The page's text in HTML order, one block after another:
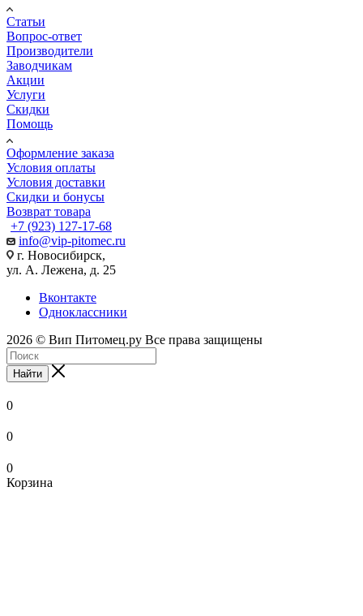
Статьи
Вопрос-ответ
Производители
Заводчикам
Акции
Услуги
Скидки
Помощь
Оформление заказа
Условия оплаты
Условия доставки
Скидки и бонусы
Возврат товара
+7 (923) 127-17-68
info@vip-pitomec.ru
г. Новосибирск,
ул. А. Лежена, д. 25
Вконтакте
Одноклассники
2026 © Вип Питомец.ру Все права защищены
Найти
0
0
0
Корзина